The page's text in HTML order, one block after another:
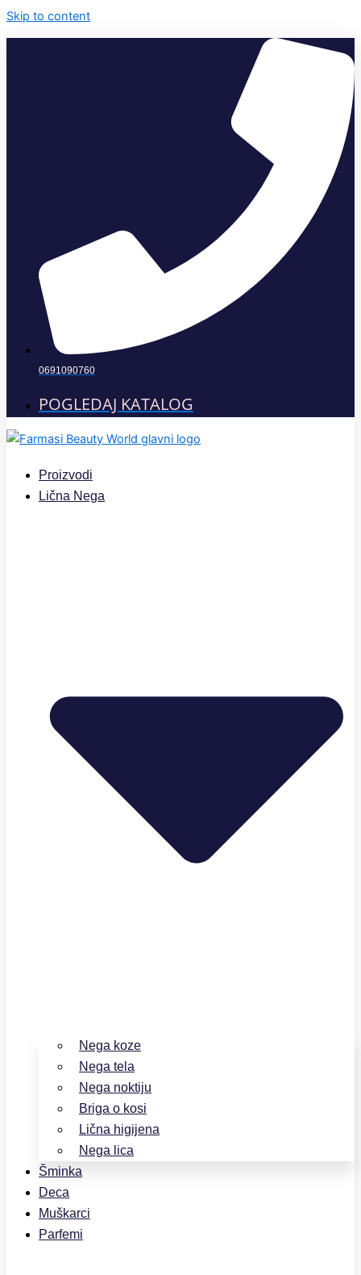
Skip to content
0691090760
POGLEDAJ KATALOG
Proizvodi
Lična Nega
Nega koze
Nega tela
Nega noktiju
Briga o kosi
Lična higijena
Nega lica
Šminka
Deca
Muškarci
Parfemi